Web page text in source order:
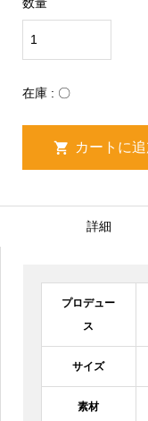
在庫 : 〇
詳細
プロデュー
ス
サイズ
素材